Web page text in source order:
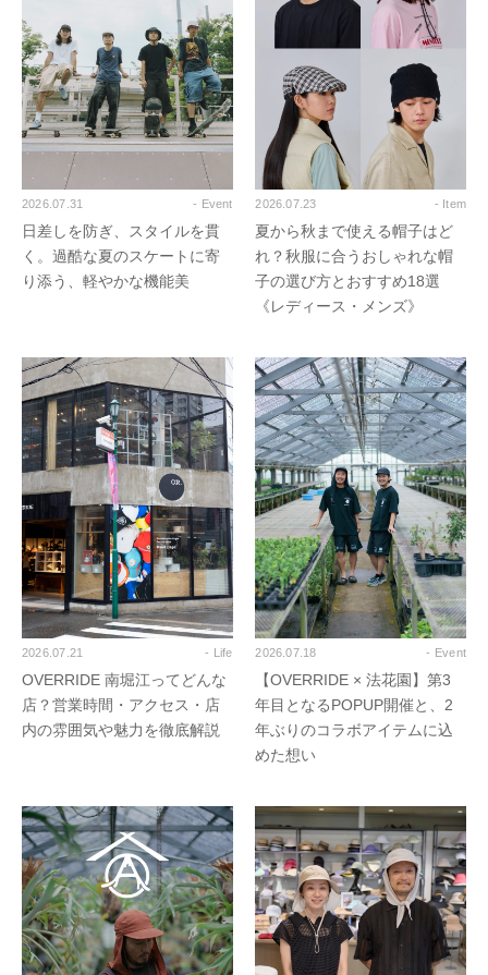
2026.07.31 - Event
日差しを防ぎ、スタイルを貫
く。過酷な夏のスケートに寄
り添う、軽やかな機能美
2026.07.23 - Item
夏から秋まで使える帽子はど
れ？秋服に合うおしゃれな帽
子の選び方とおすすめ18選
《レディース・メンズ》
2026.07.21 - Life
OVERRIDE 南堀江ってどんな
店？営業時間・アクセス・店
内の雰囲気や魅力を徹底解説
2026.07.18 - Event
【OVERRIDE × 法花園】第3
年目となるPOPUP開催と、2
年ぶりのコラボアイテムに込
めた想い